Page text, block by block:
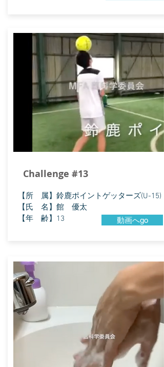
Challenge #13
【所 属】鈴鹿ポイントゲッターズ(U-15)
【氏 名】館 優太
【年 齢】13
動画へgo